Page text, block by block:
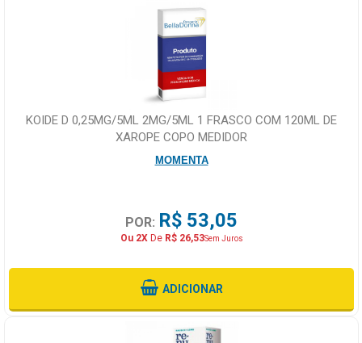
KOIDE D 0,25MG/5ML 2MG/5ML 1 FRASCO COM 120ML DE
XAROPE COPO MEDIDOR
MOMENTA
POR: R$ 53,05
Ou 2XDe R$ 26,53Sem Juros
ADICIONAR